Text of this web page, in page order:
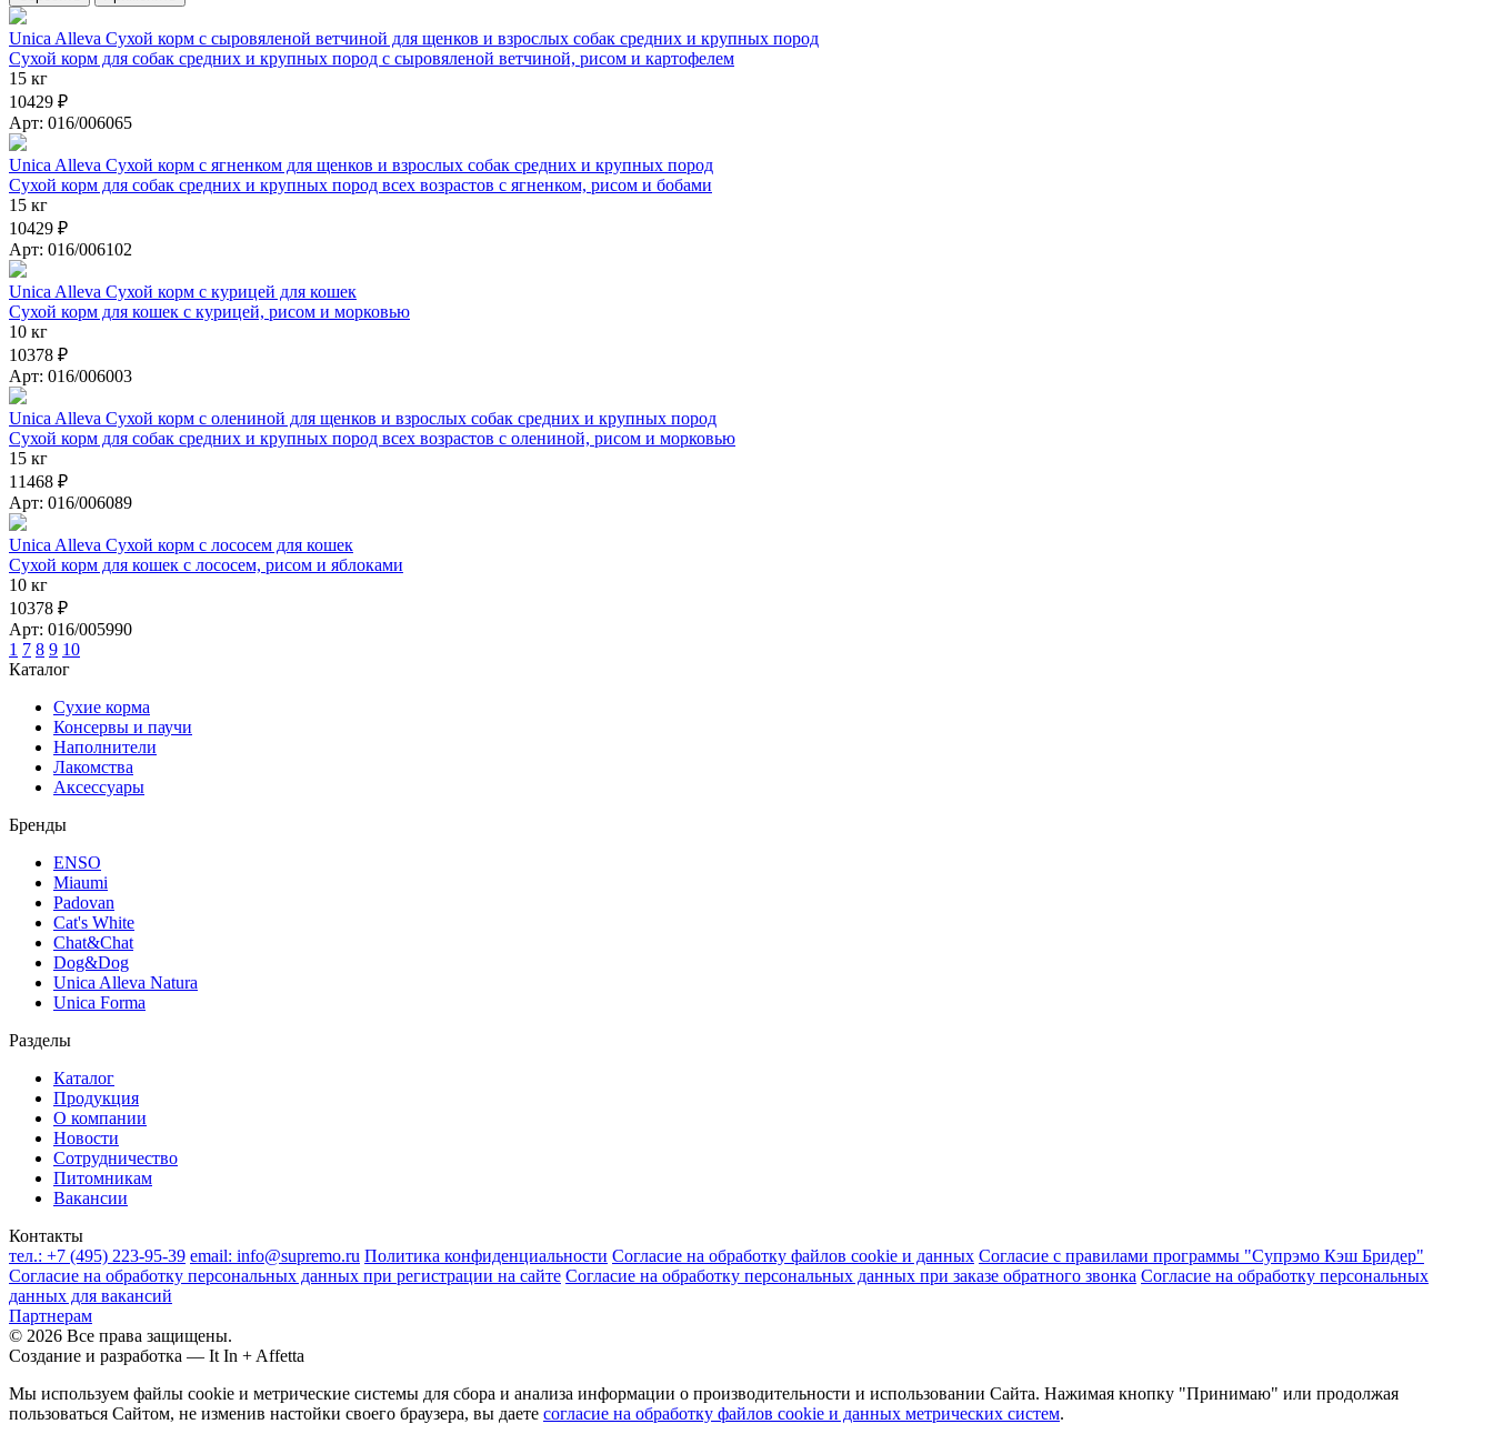
Unica Alleva Сухой корм с сыровяленой ветчиной для щенков и взрослых собак средних и крупных пород
Сухой корм для собак средних и крупных пород с сыровяленой ветчиной, рисом и картофелем
15 кг
10429 ₽
Арт: 016/006065
Unica Alleva Сухой корм с ягненком для щенков и взрослых собак средних и крупных пород
Сухой корм для собак средних и крупных пород всех возрастов с ягненком, рисом и бобами
15 кг
10429 ₽
Арт: 016/006102
Unica Alleva Сухой корм с курицей для кошек
Сухой корм для кошек с курицей, рисом и морковью
10 кг
10378 ₽
Арт: 016/006003
Unica Alleva Сухой корм с олениной для щенков и взрослых собак средних и крупных пород
Сухой корм для собак средних и крупных пород всех возрастов с олениной, рисом и морковью
15 кг
11468 ₽
Арт: 016/006089
Unica Alleva Сухой корм с лососем для кошек
Сухой корм для кошек с лососем, рисом и яблоками
10 кг
10378 ₽
Арт: 016/005990
1 7 8 9 10
Каталог
Сухие корма
Консервы и паучи
Наполнители
Лакомства
Аксессуары
Бренды
ENSO
Miaumi
Padovan
Cat's White
Chat&Chat
Dog&Dog
Unica Alleva Natura
Unica Forma
Разделы
Каталог
Продукция
О компании
Новости
Сотрудничество
Питомникам
Вакансии
Контакты
тел.: +7 (495) 223-95-39 email: info@supremo.ru Политика конфиденциальности Согласие на обработку файлов cookie и данных Согласие с правилами программы "Супрэмо Кэш Бридер"
Согласие на обработку персональных данных при регистрации на сайте Согласие на обработку персональных данных при заказе обратного звонка Согласие на обработку персональных
данных для вакансий
Партнерам
© 2026 Все права защищены.
Создание и разработка — It In + Affetta
Мы используем файлы cookie и метрические системы для сбора и анализа информации о производительности и использовании Сайта. Нажимая кнопку "Принимаю" или продолжая
пользоваться Сайтом, не изменив настойки своего браузера, вы даете согласие на обработку файлов cookie и данных метрических систем.